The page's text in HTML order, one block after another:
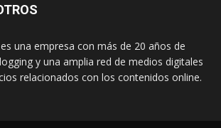
una empresa con más de 20 años de
y una amplia red de medios digitales
relacionados con los contenidos online.